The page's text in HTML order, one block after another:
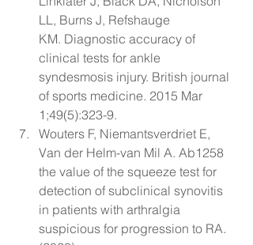
LL, Burns J, Refshauge
KM. Diagnostic accuracy of
clinical tests for ankle
syndesmosis injury. British journal
of sports medicine. 2015 Mar
1;49(5):323-9.
Wouters F, Niemantsverdriet E,
Van der Helm-van Mil A. Ab1258
the value of the squeeze test for
detection of subclinical synovitis
in patients with arthralgia
suspicious for progression to RA.